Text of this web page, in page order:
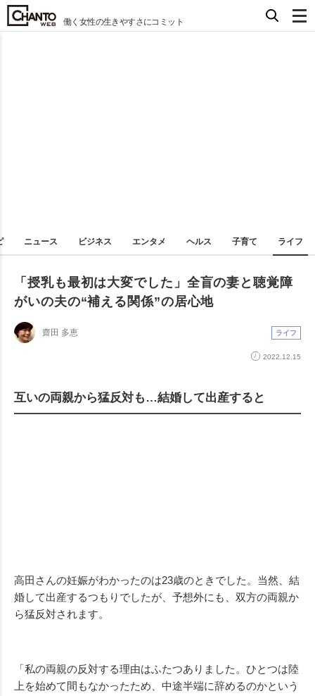
働く女性の生きやすさにコミット
ニュース ビジネス エンタメ ヘルス 子育て ライフ
「授乳も最初は大変でした」全盲の妻と聴覚障
がいの夫の“補える関係”の居心地
齋田 多恵 ライフ
2022.12.15
互いの両親から猛反対も…結婚して出産すると
高田さんの妊娠がわかったのは23歳のときでした。当然、結
婚して出産するつもりでしたが、予想外にも、双方の両親か
ら猛反対されます。
「私の両親の反対する理由はふたつありました。ひとつは陸
上を始めて間もなかったため、中途半端に辞めるのかという